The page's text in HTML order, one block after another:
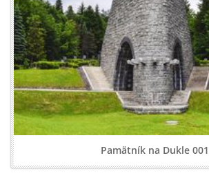
Pamätník na Dukle 001